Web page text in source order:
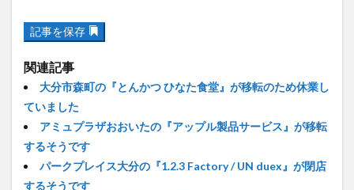
記事を保存
関連記事
大分市森町の『とんかつ ひなた食堂』が移転のため休業し
ていました
アミュプラザおおいたの『アップル製品サービス』が移転
するそうです
パークプレイス大分の『1.2.3 Factory / UN duex』が閉店
するそうです